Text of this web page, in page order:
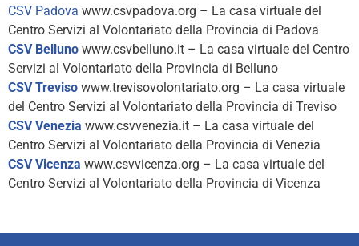
CSV Padova www.csvpadova.org – La casa virtuale del
Centro Servizi al Volontariato della Provincia di Padova
CSV Belluno www.csvbelluno.it – La casa virtuale del Centro
Servizi al Volontariato della Provincia di Belluno
CSV Treviso www.trevisovolontariato.org – La casa virtuale
del Centro Servizi al Volontariato della Provincia di Treviso
CSV Venezia www.csvvenezia.it – La casa virtuale del
Centro Servizi al Volontariato della Provincia di Venezia
CSV Vicenza www.csvvicenza.org – La casa virtuale del
Centro Servizi al Volontariato della Provincia di Vicenza